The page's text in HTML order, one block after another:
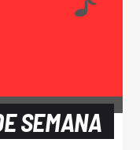
SEMANA